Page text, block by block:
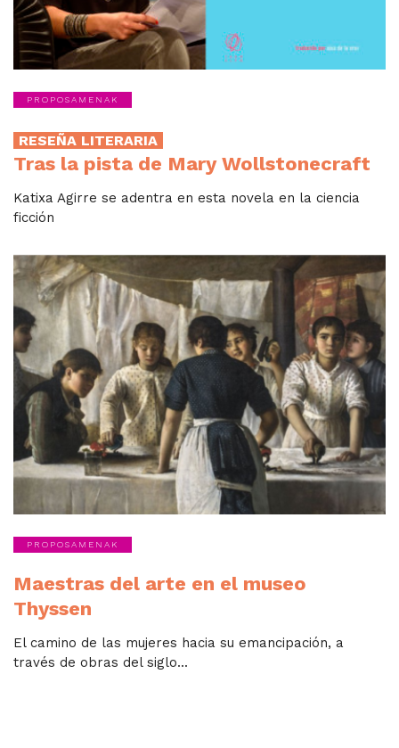
PROPOSAMENAK
RESEÑA LITERARIA
Tras la pista de Mary Wollstonecraft
Katixa Agirre se adentra en esta novela en la ciencia
ficción
PROPOSAMENAK
Maestras del arte en el museo
Thyssen
El camino de las mujeres hacia su emancipación, a
través de obras del siglo...